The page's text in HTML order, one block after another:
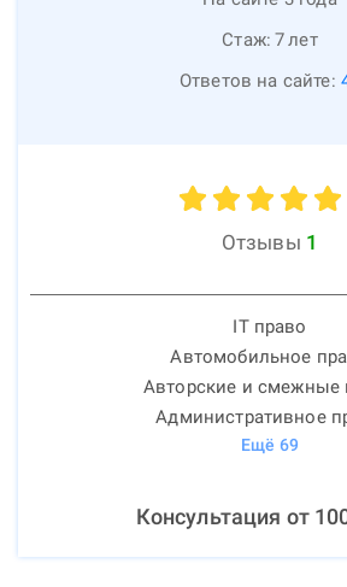
Стаж: 7лет
Ответов на сайте:
Отзывы 1
IT право
Автомобильное
Авторские и смежные
Административное
Ещё 69
Консультация от